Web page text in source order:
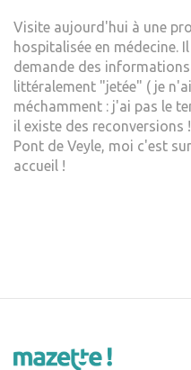
Visite aujourd'hui à une
hospitalisée en médecine.
demande des
littéralement "jetée" ( je
méchamment : j'ai pas le
il existe des reconversions
Pont de Veyle, moi c'est
accueil !